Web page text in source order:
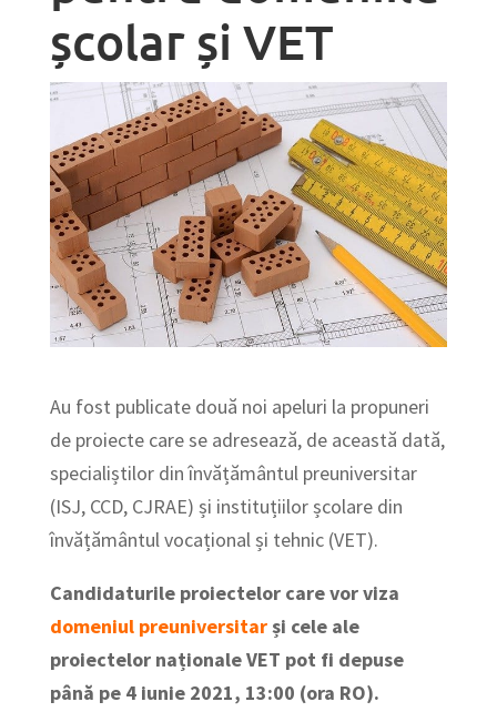
școlar și VET
Au fost publicate două noi apeluri la propuneri
de proiecte care se adresează, de această dată,
specialiștilor din învățământul preuniversitar
(ISJ, CCD, CJRAE) și instituțiilor școlare din
învățământul vocațional și tehnic (VET).
Candidaturile proiectelor care vor viza
domeniul preuniversitarși cele ale
proiectelor naționale VET pot fi depuse
până pe 4 iunie 2021, 13:00 (ora RO).